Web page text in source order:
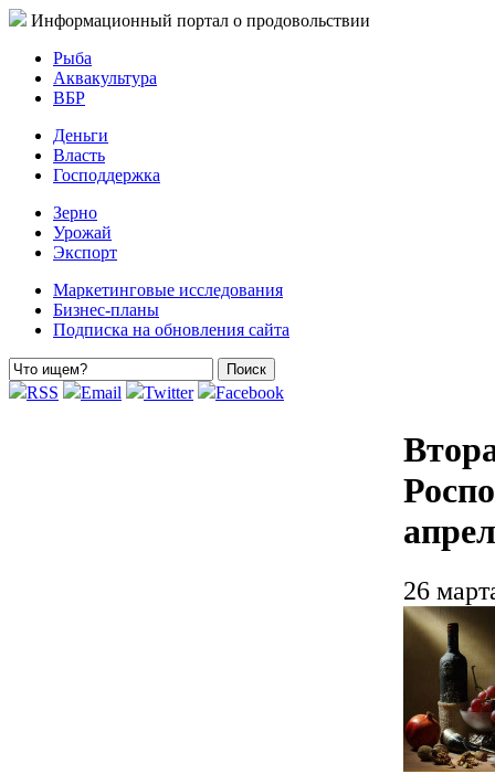
Информационный портал о продовольствии
Рыба
Аквакультура
ВБР
Деньги
Власть
Господдержка
Зерно
Урожай
Экспорт
Маркетинговые исследования
Бизнес-планы
Подписка на обновления сайта
RSS Email Twitter Facebook
26